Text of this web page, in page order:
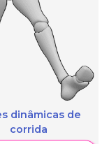
dinâmicas de
corrida